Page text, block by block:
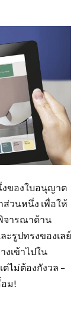
งของใบอนุญาต
วนหนึ่ง เพื่อให้
จารณาด้าน
ะรูปทรงของเลย์
งเข้าไปใน
ไม่ต้องกังวล –
ม!